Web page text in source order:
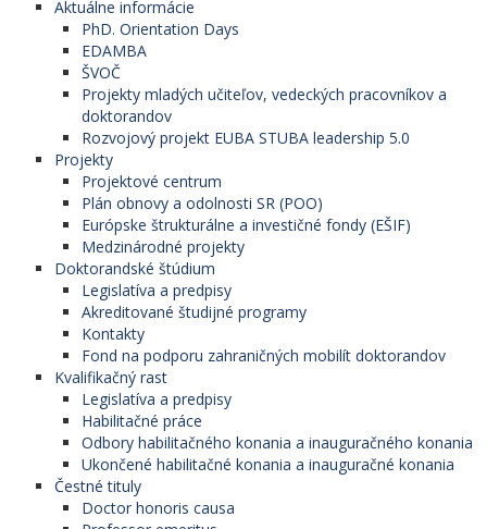
Aktuálne informácie
PhD. Orientation Days
EDAMBA
ŠVOČ
Projekty mladých učiteľov, vedeckých pracovníkov a
doktorandov
Rozvojový projekt EUBA STUBA leadership 5.0
Projekty
Projektové centrum
Plán obnovy a odolnosti SR (POO)
Európske štrukturálne a investičné fondy (EŠIF)
Medzinárodné projekty
Doktorandské štúdium
Legislatíva a predpisy
Akreditované študijné programy
Kontakty
Fond na podporu zahraničných mobilít doktorandov
Kvalifikačný rast
Legislatíva a predpisy
Habilitačné práce
Odbory habilitačného konania a inauguračného konania
Ukončené habilitačné konania a inauguračné konania
Čestné tituly
Doctor honoris causa